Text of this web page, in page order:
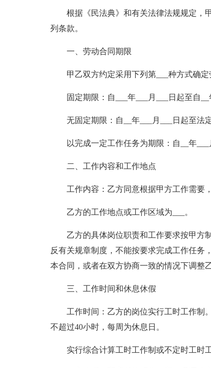
根据《民法典》和有关法律法规规定，
列条款。
一、劳动合同期限
甲乙双方约定采用下列第___种方式确
固定期限：自___年___月___日起至自
无固定期限：自__年___月___日起至法
以完成一定工作任务为期限：自__年
二、工作内容和工作地点
工作内容：乙方同意根据甲方工作需要
乙方的工作地点或工作区域为___。
乙方的具体岗位职责和工作要求按甲方
反有关规章制度，不能按要求完成工作任务
本合同，或者在双方协商一致的情况下调整
三、工作时间和休息休假
工作时间：乙方的岗位实行工时工作制
不超过40小时，每周为休息日。
实行综合计算工时工作制或不定时工时